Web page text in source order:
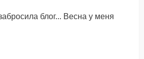
блог... Весна у меня